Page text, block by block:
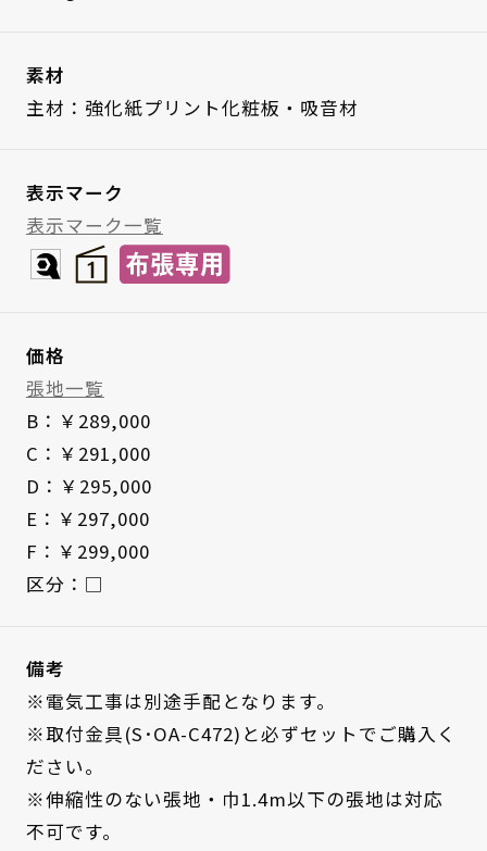
素材
主材：強化紙プリント化粧板・吸音材
表示マーク
表示マーク一覧
価格
張地一覧
B：￥289,000
C：￥291,000
D：￥295,000
E：￥297,000
F：￥299,000
区分：□
備考
※電気工事は別途手配となります。
※取付金具(S･OA-C472)と必ずセットでご購入く
ださい。
※伸縮性のない張地・巾1.4m以下の張地は対応
不可です。